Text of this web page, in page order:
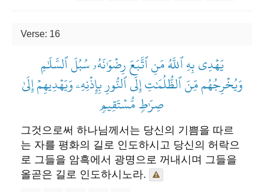
Verse: 16
يَهۡدِي بِهِ ٱللَّهُ مَنِ ٱتَّبَعَ رِضۡوَٰنَهُۥ سُبُلَ ٱلسَّلَٰمِ
وَيُخۡرِجُهُم مِّنَ ٱلظُّلُمَٰتِ إِلَى ٱلنُّورِ بِإِذۡنِهِۦ وَيَهۡدِيهِمۡ إِلَىٰ
صِرَٰطٖ مُّسۡتَقِيمٖ
그것으로써 하나님께서는 당신의 기쁨을 따르
는 자를 평화의 길로 인도하시고 당신의 허락으
로 그들을 암흑에서 광명으로 꺼내시며 그들을
올곧은 길로 인도하시노라.